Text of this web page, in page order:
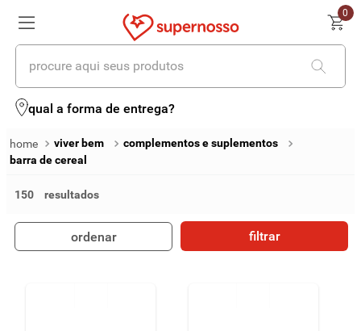
0
procure aqui seus produtos
qual a forma de entrega?
viver bem
complementos e suplementos
barra de cereal
150
ordenar filtrar
termos mais buscados
2º leite
º cafe
iogurte